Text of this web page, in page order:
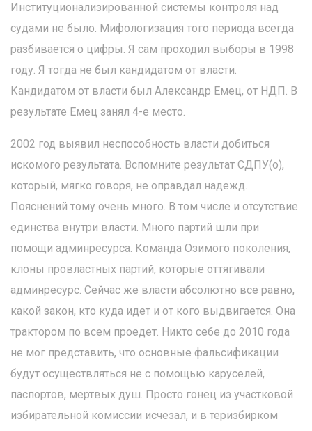
Институционализированной системы контроля над
судами не было. Мифологизация того периода всегда
разбивается о цифры. Я сам проходил выборы в 1998
году. Я тогда не был кандидатом от власти.
Кандидатом от власти был Александр Емец, от НДП. В
результате Емец занял 4-е место.
2002 год выявил неспособность власти добиться
искомого результата. Вспомните результат СДПУ(о),
который, мягко говоря, не оправдал надежд.
Пояснений тому очень много. В том числе и отсутствие
единства внутри власти. Много партий шли при
помощи админресурса. Команда Озимого поколения,
клоны провластных партий, которые оттягивали
админресурс. Сейчас же власти абсолютно все равно,
какой закон, кто куда идет и от кого выдвигается. Она
трактором по всем проедет. Никто себе до 2010 года
не мог представить, что основные фальсификации
будут осуществляться не с помощью каруселей,
паспортов, мертвых душ. Просто гонец из участковой
избирательной комиссии исчезал, и в теризбирком